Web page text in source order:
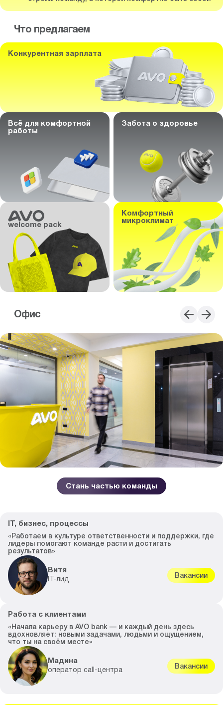
Что предлагаем
Конкурентная зарплата
Всё для комфортной
работы
Забота о здоровье
welcome pack
Комфортный
микроклимат
Офис
Стань частью команды
IT, бизнес, процессы
«Работаем в культуре ответственности и поддержки, где
лидеры помогают команде расти и достигать
результатов»
Витя
IT-лид
Вакансии
Работа с клиентами
«Начала карьеру в AVO bank — и каждый день здесь
вдохновляет: новыми задачами, людьми и ощущением,
что ты на своём месте»
Мадина
оператор call-центра
Вакансии